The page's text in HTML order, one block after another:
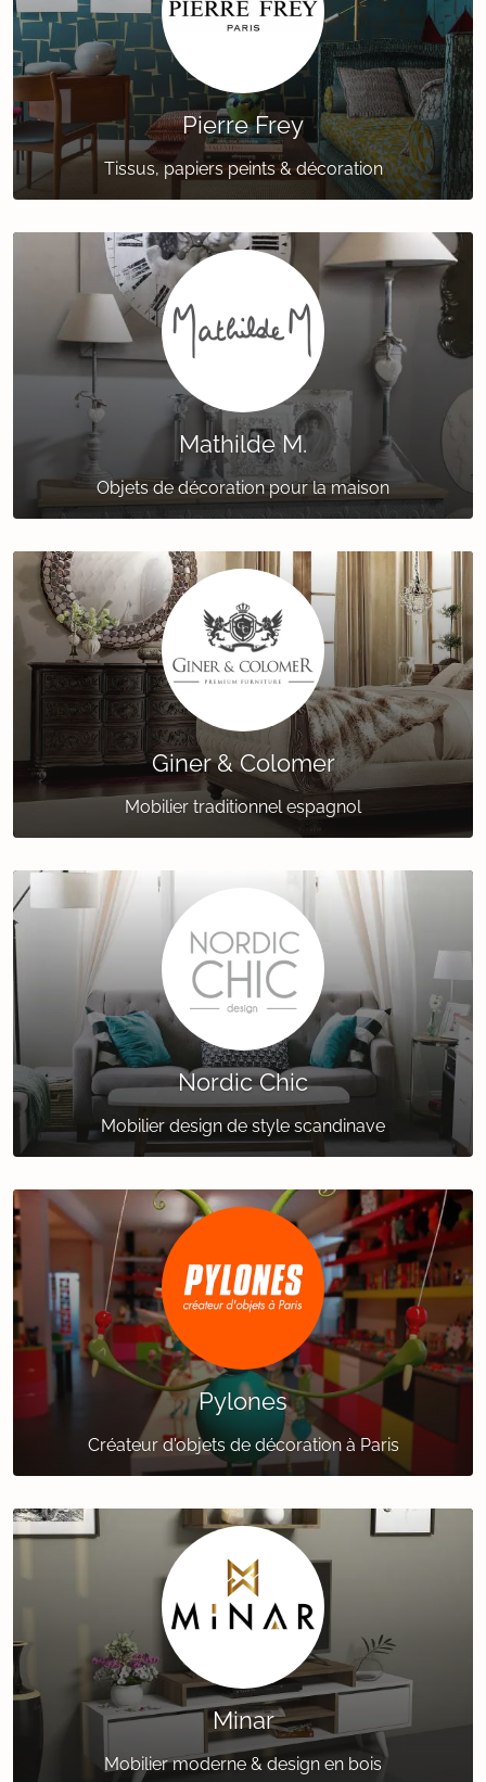
Pierre Frey
Tissus, papiers peints & décoration
Mathilde M.
Objets de décoration pour la maison
Giner & Colomer
Mobilier traditionnel espagnol
Nordic Chic
Mobilier design de style scandinave
Pylones
Créateur d'objets de décoration à Paris
Minar
Mobilier moderne & design en bois